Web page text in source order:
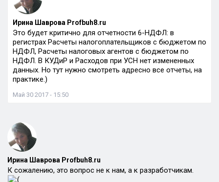
Ирина Шаврова Profbuh8.ru
Это будет критично для отчетности 6-НДФЛ: в
регистрах Расчеты налогоплательщиков с бюджетом по
НДФЛ, Расчеты налоговых агентов с бюджетом по
НДФЛ. В КУДиР и Расходов при УСН нет измененных
данных. Но тут нужно смотреть адресно все отчеты, на
практике.)
Май 30 2017 - 15:50
Ирина Шаврова Profbuh8.ru
К сожалению, это вопрос не к нам, а к разработчикам.